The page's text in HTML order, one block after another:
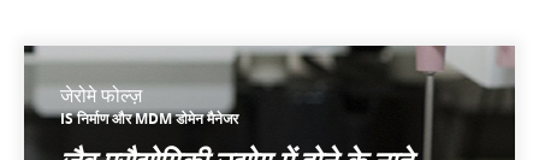
जेरोमे फोल्ज़
IS निर्माण और MDM डोमेन मैनेजर